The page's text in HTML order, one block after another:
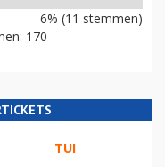
6% (11 stemmen)
170
TUI